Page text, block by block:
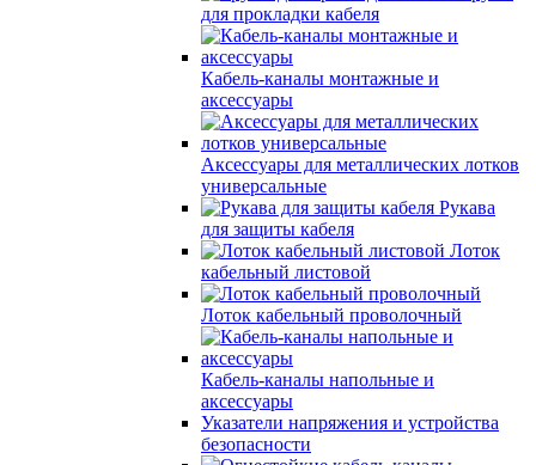
для прокладки кабеля
Кабель-каналы монтажные и
аксессуары
Аксессуары для металлических лотков
универсальные
Рукава
для защиты кабеля
Лоток
кабельный листовой
Лоток кабельный проволочный
Кабель-каналы напольные и
аксессуары
Указатели напряжения и устройства
безопасности